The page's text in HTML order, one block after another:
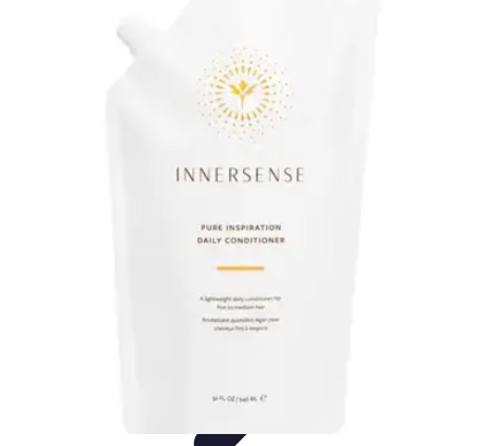
Tips og Råd